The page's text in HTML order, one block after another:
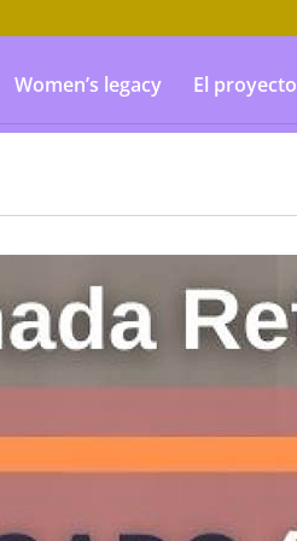
Women’s legacy El proyecto